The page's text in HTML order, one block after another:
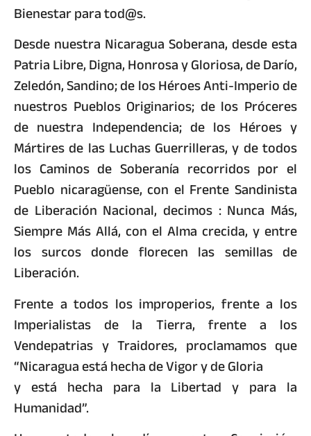
Bienestar para tod@s.
Desde nuestra Nicaragua Soberana, desde esta
Patria Libre, Digna, Honrosa y Gloriosa, de Darío,
Zeledón, Sandino; de los Héroes Anti-Imperio de
nuestros Pueblos Originarios; de los Próceres
de nuestra Independencia; de los Héroes y
Mártires de las Luchas Guerrilleras, y de todos
los Caminos de Soberanía recorridos por el
Pueblo nicaragüense, con el Frente Sandinista
de Liberación Nacional, decimos : Nunca Más,
Siempre Más Allá, con el Alma crecida, y entre
los surcos donde florecen las semillas de
Liberación.
Frente a todos los improperios, frente a los
Imperialistas de la Tierra, frente a los
Vendepatrias y Traidores, proclamamos que
“Nicaragua está hecha de Vigor y de Gloria
y está hecha para la Libertad y para la
Humanidad”.